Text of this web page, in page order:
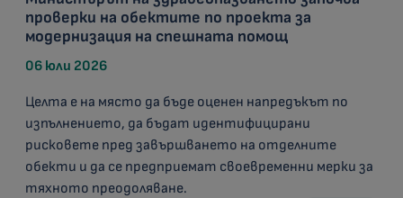
проверки на обектите по проекта за
модернизация на спешната помощ
06 юли 2026
Целта е на място да бъде оценен напредъкът по
изпълнението, да бъдат идентифицирани
рисковете пред завършването на отделните
обекти и да се предприемат своевременни мерки за
тяхното преодоляване.